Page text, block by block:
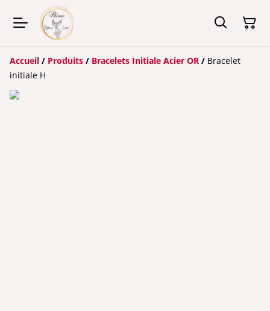
Accueil / Produits / Bracelets Initiale Acier OR / Bracelet
initiale H